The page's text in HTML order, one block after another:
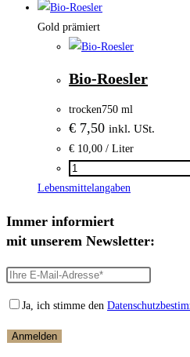
Menge
Gold prämiert
Bio-Roesler
trocken750 ml
€ 7,50 inkl. USt.
€ 10,00 / Liter
Bio-
Roesler
Lebensmittelangaben
Immer informiert
mit unserem Newsletter:
Ja, ich stimme den